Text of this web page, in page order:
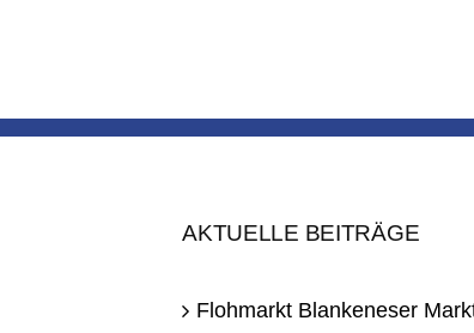
AKTUELLE BEITRÄGE
Flohmarkt Blankeneser